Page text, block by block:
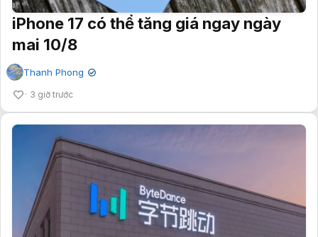
iPhone 17 có thể tăng giá ngay ngày
mai 10/8
Thanh Phong ✔
3 giờ trước